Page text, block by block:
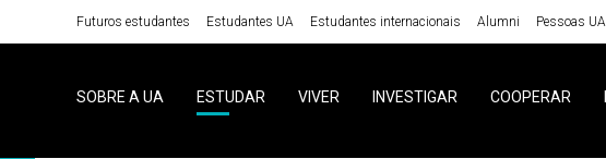
Futuros estudantes Estudantes UA Estudantes internacionais Alumni Pessoas UA
SOBRE A UA ESTUDAR VIVER INVESTIGAR COOPERAR